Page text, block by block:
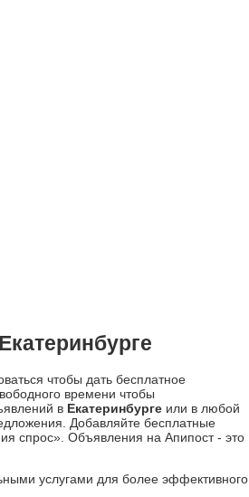
чтобы дать бесплатное
времени чтобы
в Екатеринбурге или в любой
Добавляйте бесплатные
спрос». Объявления на Апипост - это
услугами для более эффективного